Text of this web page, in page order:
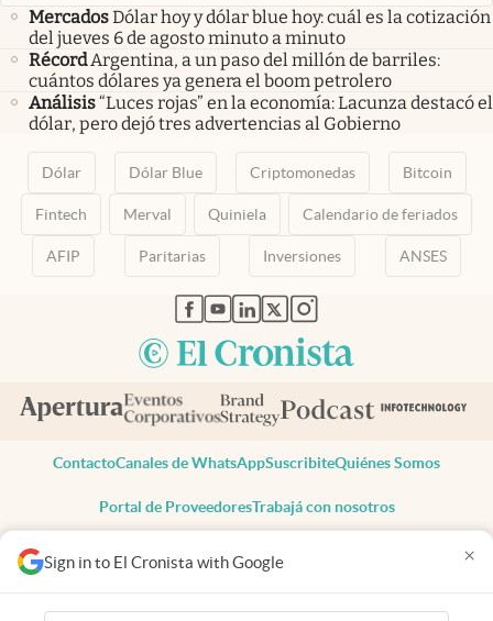
Sign in to El Cronista with Google ×
MercadosDólar hoy y dólar blue hoy: cuál es la cotización
del jueves 6 de agosto minuto a minuto
RécordArgentina, a un paso del millón de barriles:
cuántos dólares ya genera el boom petrolero
Análisis“Luces rojas” en la economía: Lacunza destacó el
dólar, pero dejó tres advertencias al Gobierno
Dólar Dólar Blue Criptomonedas Bitcoin
Fintech Merval Quiniela Calendario de feriados
AFIP Paritarias Inversiones ANSES
abre en nueva pestaña
abre en nueva pestaña
abre en nueva pestaña
abre en nueva pestaña
abre en nueva pestaña
ContactoCanales de WhatsAppSuscribiteQuiénes Somos
Portal de ProveedoresTrabajá con nosotros
Todos los derechos reservados
Privacidad